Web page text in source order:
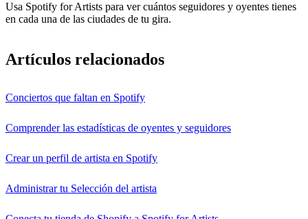
Usa Spotify for Artists para ver cuántos seguidores y oyentes tienes
en cada una de las ciudades de tu gira.
Artículos relacionados
Conciertos que faltan en Spotify
Comprender las estadísticas de oyentes y seguidores
Crear un perfil de artista en Spotify
Administrar tu Selección del artista